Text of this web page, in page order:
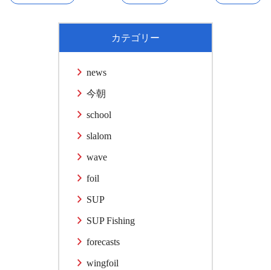
カテゴリー
news
今朝
school
slalom
wave
foil
SUP
SUP Fishing
forecasts
wingfoil